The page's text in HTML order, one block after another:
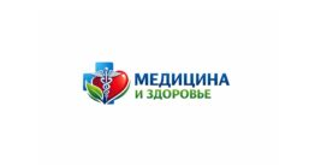
содержимому